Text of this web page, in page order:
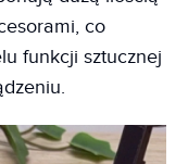
co
funkcji sztucznej